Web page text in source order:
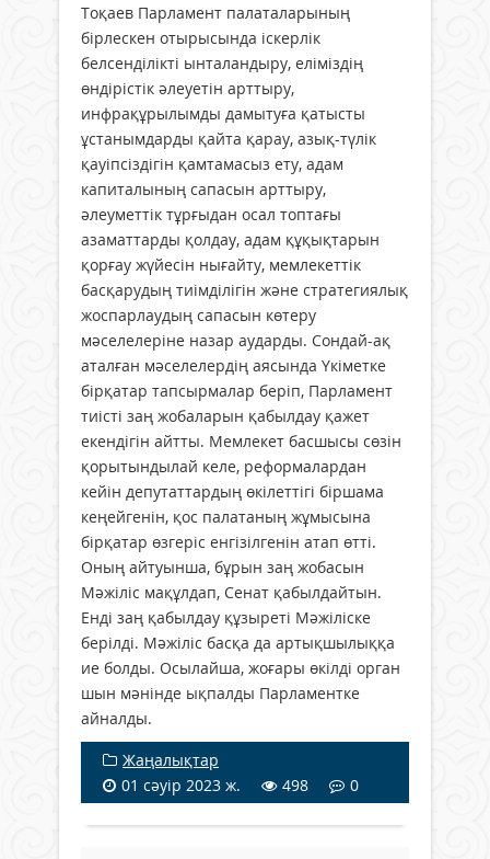
Тоқаев Парламент палаталарының
бірлескен отырысында іскерлік
белсенділікті ынталандыру, еліміздің
өндірістік әлеуетін арттыру,
инфрақұрылымды дамытуға қатысты
ұстанымдарды қайта қарау, азық-түлік
қауіпсіздігін қамтамасыз ету, адам
капиталының сапасын арттыру,
әлеуметтік тұрғыдан осал топтағы
азаматтарды қолдау, адам құқықтарын
қорғау жүйесін нығайту, мемлекеттік
басқарудың тиімділігін және стратегиялық
жоспарлаудың сапасын көтеру
мәселелеріне назар аударды. Сондай-ақ
аталған мәселелердің аясында Үкіметке
бірқатар тапсырмалар беріп, Парламент
тиісті заң жобаларын қабылдау қажет
екендігін айтты. Мемлекет басшысы сөзін
қорытындылай келе, реформалардан
кейін депутаттардың өкілеттігі біршама
кеңейгенін, қос палатаның жұмысына
бірқатар өзгеріс енгізілгенін атап өтті.
Оның айтуынша, бұрын заң жобасын
Мәжіліс мақұлдап, Сенат қабылдайтын.
Енді заң қабылдау құзыреті Мәжіліске
берілді. Мәжіліс басқа да артықшылыққа
ие болды. Осылайша, жоғары өкілді орган
шын мәнінде ықпалды Парламентке
айналды.
Жаңалықтар
01 сәуір 2023 ж.
498 0